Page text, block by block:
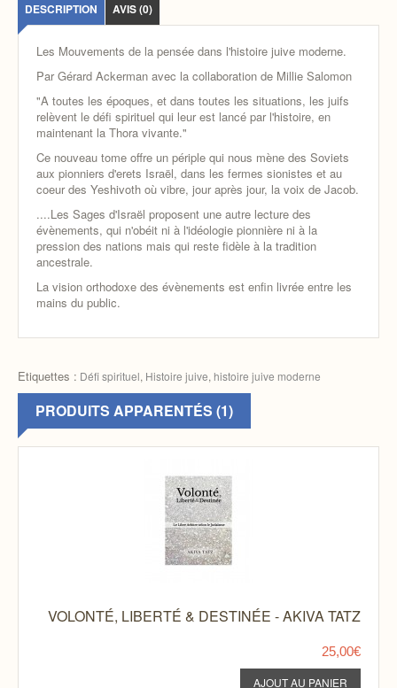
DESCRIPTION AVIS (0)
Les Mouvements de la pensée dans l'histoire juive moderne.
Par Gérard Ackerman avec la collaboration de Millie Salomon
"A toutes les époques, et dans toutes les situations, les juifs
relèvent le défi spirituel qui leur est lancé par l'histoire, en
maintenant la Thora vivante."
Ce nouveau tome offre un périple qui nous mène des Soviets
aux pionniers d'erets Israël, dans les fermes sionistes et au
coeur des Yeshivoth où vibre, jour après jour, la voix de Jacob.
....Les Sages d'Israël proposent une autre lecture des
évènements, qui n'obéit ni à l'idéologie pionnière ni à la
pression des nations mais qui reste fidèle à la tradition
ancestrale.
La vision orthodoxe des évènements est enfin livrée entre les
mains du public.
Etiquettes : Défi spirituel, Histoire juive, histoire juive moderne
PRODUITS APPARENTÉS (1)
VOLONTÉ, LIBERTÉ & DESTINÉE - AKIVA TATZ
25,00€